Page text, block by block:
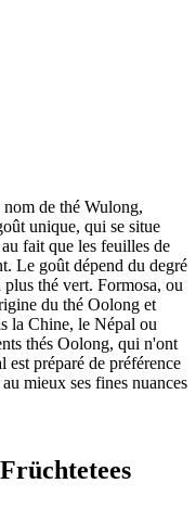
de thé Wulong,
unique, qui se situe
fait que les feuilles de
Le goût dépend du degré
thé vert. Formosa, ou
du thé Oolong et
la Chine, le Népal ou
thés Oolong, qui n'ont
préparé de préférence
mieux ses fines nuances